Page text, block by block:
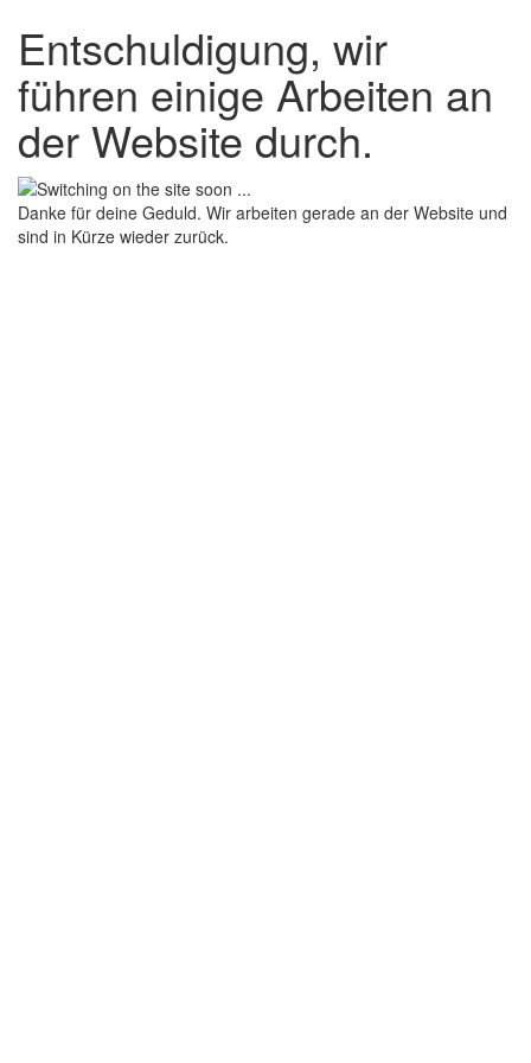
Entschuldigung, wir
führen einige Arbeiten an
der Website durch.
Danke für deine Geduld. Wir arbeiten gerade an der Website und
sind in Kürze wieder zurück.